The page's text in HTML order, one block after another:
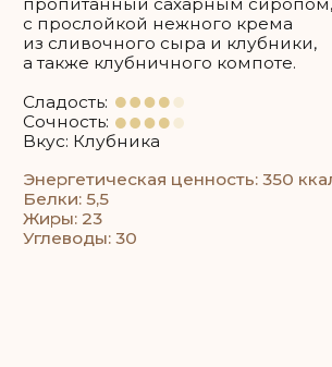
Например: если 35 гостей, то 35 * 200 = 7 кг
Как рассчитать нужное вам
количество торта?